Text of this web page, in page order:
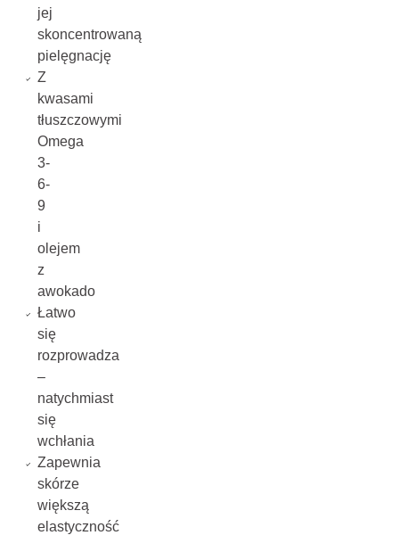
jej
skoncentrowaną
pielęgnację
Z
kwasami
tłuszczowymi
Omega
3-
6-
9
i
olejem
z
awokado
Łatwo
się
rozprowadza
–
natychmiast
się
wchłania
Zapewnia
skórze
większą
elastyczność